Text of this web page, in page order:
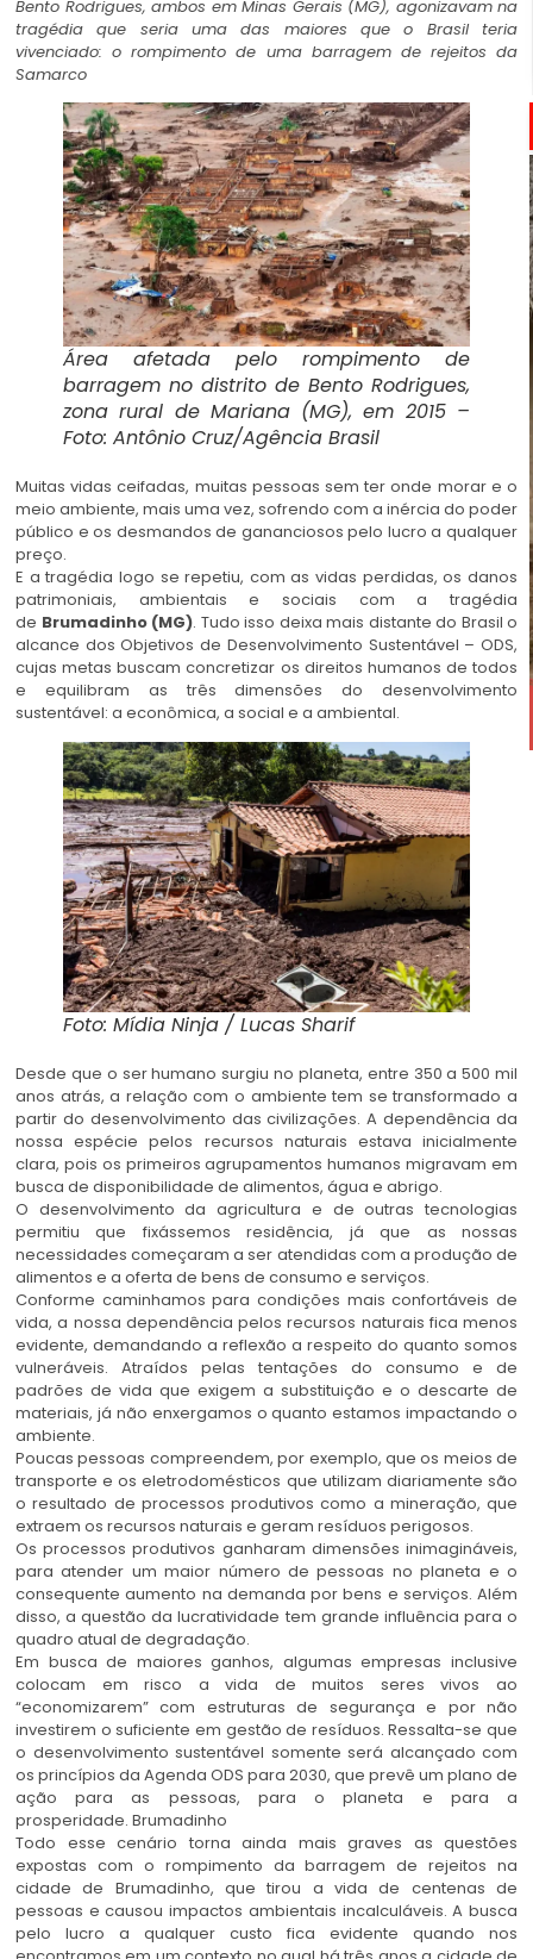
Bento Rodrigues, ambos em Minas Gerais (MG), agonizavam na
tragédia que seria uma das maiores que o Brasil teria
vivenciado: o rompimento de uma barragem de rejeitos da
Samarco
Área afetada pelo rompimento de
barragem no distrito de Bento Rodrigues,
zona rural de Mariana (MG), em 2015 –
Foto: Antônio Cruz/Agência Brasil
Muitas vidas ceifadas, muitas pessoas sem ter onde morar e o
meio ambiente, mais uma vez, sofrendo com a inércia do poder
público e os desmandos de gananciosos pelo lucro a qualquer
preço.
E a tragédia logo se repetiu, com as vidas perdidas, os danos
patrimoniais, ambientais e sociais com a tragédia
de Brumadinho (MG). Tudo isso deixa mais distante do Brasil o
alcance dos Objetivos de Desenvolvimento Sustentável – ODS,
cujas metas buscam concretizar os direitos humanos de todos
e equilibram as três dimensões do desenvolvimento
sustentável: a econômica, a social e a ambiental.
Foto: Mídia Ninja / Lucas Sharif
Desde que o ser humano surgiu no planeta, entre 350 a 500 mil
anos atrás, a relação com o ambiente tem se transformado a
partir do desenvolvimento das civilizações. A dependência da
nossa espécie pelos recursos naturais estava inicialmente
clara, pois os primeiros agrupamentos humanos migravam em
busca de disponibilidade de alimentos, água e abrigo.
O desenvolvimento da agricultura e de outras tecnologias
permitiu que fixássemos residência, já que as nossas
necessidades começaram a ser atendidas com a produção de
alimentos e a oferta de bens de consumo e serviços.
Conforme caminhamos para condições mais confortáveis de
vida, a nossa dependência pelos recursos naturais fica menos
evidente, demandando a reflexão a respeito do quanto somos
vulneráveis. Atraídos pelas tentações do consumo e de
padrões de vida que exigem a substituição e o descarte de
materiais, já não enxergamos o quanto estamos impactando o
ambiente.
Poucas pessoas compreendem, por exemplo, que os meios de
transporte e os eletrodomésticos que utilizam diariamente são
o resultado de processos produtivos como a mineração, que
extraem os recursos naturais e geram resíduos perigosos.
Os processos produtivos ganharam dimensões inimagináveis,
para atender um maior número de pessoas no planeta e o
consequente aumento na demanda por bens e serviços. Além
disso, a questão da lucratividade tem grande influência para o
quadro atual de degradação.
Em busca de maiores ganhos, algumas empresas inclusive
colocam em risco a vida de muitos seres vivos ao
“economizarem” com estruturas de segurança e por não
investirem o suficiente em gestão de resíduos. Ressalta-se que
o desenvolvimento sustentável somente será alcançado com
os princípios da Agenda ODS para 2030, que prevê um plano de
ação para as pessoas, para o planeta e para a
prosperidade. Brumadinho
Todo esse cenário torna ainda mais graves as questões
expostas com o rompimento da barragem de rejeitos na
cidade de Brumadinho, que tirou a vida de centenas de
pessoas e causou impactos ambientais incalculáveis. A busca
pelo lucro a qualquer custo fica evidente quando nos